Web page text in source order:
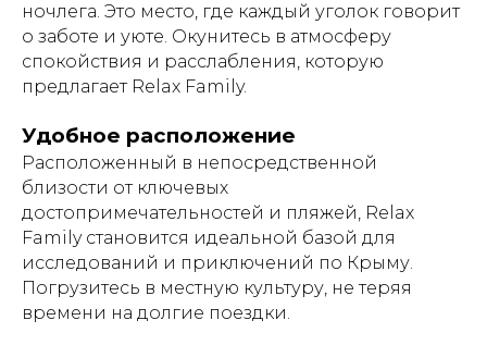
ночлега. Это место, где каждый уголок говорит
о заботе и уюте. Окунитесь в атмосферу
спокойствия и расслабления, которую
предлагает Relax Family.
Удобное расположение
Расположенный в непосредственной
близости от ключевых
достопримечательностей и пляжей, Relax
Family становится идеальной базой для
исследований и приключений по Крыму.
Погрузитесь в местную культуру, не теряя
времени на долгие поездки.